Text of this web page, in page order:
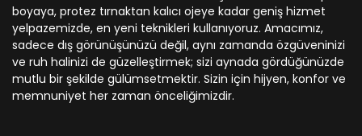
boyaya, protez tırnaktan kalıcı ojeye kadar geniş hizmet
yelpazemizde, en yeni teknikleri kullanıyoruz. Amacımız,
sadece dış görünüşünüzü değil, aynı zamanda özgüveninizi
ve ruh halinizi de güzelleştirmek; sizi aynada gördüğünüzde
mutlu bir şekilde gülümsetmektir. Sizin için hijyen, konfor ve
memnuniyet her zaman önceliğimizdir.